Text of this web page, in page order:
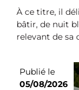
À ce titre, il
bâtir, de nuit
relevant de sa
Publié le
05/08/2026